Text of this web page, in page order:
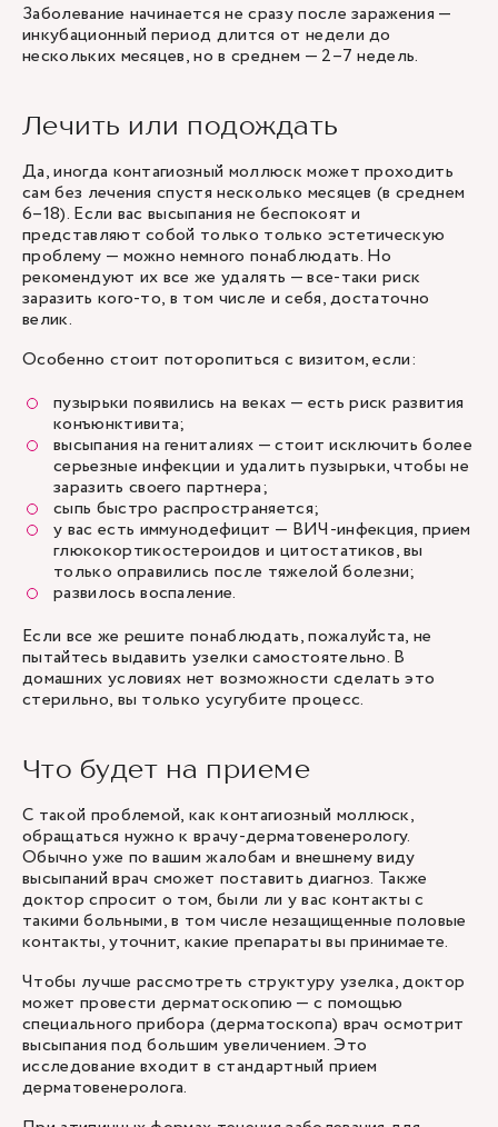
Заболевание начинается не сразу после заражения —
инкубационный период длится от недели до
нескольких месяцев, но в среднем — 2–7 недель.
Лечить или подождать
Да, иногда контагиозный моллюск может проходить
сам без лечения спустя несколько месяцев (в среднем
6–18). Если вас высыпания не беспокоят и
представляют собой только только эстетическую
проблему — можно немного понаблюдать. Но
рекомендуют их все же удалять — все-таки риск
заразить кого-то, в том числе и себя, достаточно
велик.
Особенно стоит поторопиться с визитом, если:
пузырьки появились на веках — есть риск развития
конъюнктивита;
высыпания на гениталиях — стоит исключить более
серьезные инфекции и удалить пузырьки, чтобы не
заразить своего партнера;
сыпь быстро распространяется;
у вас есть иммунодефицит — ВИЧ-инфекция, прием
глюкокортикостероидов и цитостатиков, вы
только оправились после тяжелой болезни;
развилось воспаление.
Если все же решите понаблюдать, пожалуйста, не
пытайтесь выдавить узелки самостоятельно. В
домашних условиях нет возможности сделать это
стерильно, вы только усугубите процесс.
Что будет на приеме
С такой проблемой, как контагиозный моллюск,
обращаться нужно к врачу-дерматовенерологу.
Обычно уже по вашим жалобам и внешнему виду
высыпаний врач сможет поставить диагноз. Также
доктор спросит о том, были ли у вас контакты с
такими больными, в том числе незащищенные половые
контакты, уточнит, какие препараты вы принимаете.
Чтобы лучше рассмотреть структуру узелка, доктор
может провести дерматоскопию — с помощью
специального прибора (дерматоскопа) врач осмотрит
высыпания под большим увеличением. Это
исследование входит в стандартный прием
дерматовенеролога.